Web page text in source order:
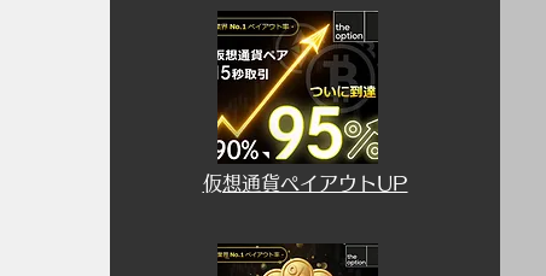
​仮想通貨ペイアウトUP